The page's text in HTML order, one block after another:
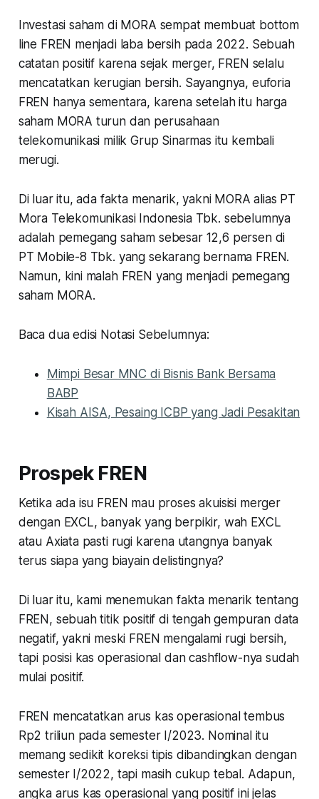
Investasi saham di MORA sempat membuat bottom
line FREN menjadi laba bersih pada 2022. Sebuah
catatan positif karena sejak merger, FREN selalu
mencatatkan kerugian bersih. Sayangnya, euforia
FREN hanya sementara, karena setelah itu harga
saham MORA turun dan perusahaan
telekomunikasi milik Grup Sinarmas itu kembali
merugi.
Di luar itu, ada fakta menarik, yakni MORA alias PT
Mora Telekomunikasi Indonesia Tbk. sebelumnya
adalah pemegang saham sebesar 12,6 persen di
PT Mobile-8 Tbk. yang sekarang bernama FREN.
Namun, kini malah FREN yang menjadi pemegang
saham MORA.
Baca dua edisi Notasi Sebelumnya:
Mimpi Besar MNC di Bisnis Bank Bersama
BABP
Kisah AISA, Pesaing ICBP yang Jadi Pesakitan
Prospek FREN
Ketika ada isu FREN mau proses akuisisi merger
dengan EXCL, banyak yang berpikir, wah EXCL
atau Axiata pasti rugi karena utangnya banyak
terus siapa yang biayain delistingnya?
Di luar itu, kami menemukan fakta menarik tentang
FREN, sebuah titik positif di tengah gempuran data
negatif, yakni meski FREN mengalami rugi bersih,
tapi posisi kas operasional dan cashflow-nya sudah
mulai positif.
FREN mencatatkan arus kas operasional tembus
Rp2 triliun pada semester I/2023. Nominal itu
memang sedikit koreksi tipis dibandingkan dengan
semester I/2022, tapi masih cukup tebal. Adapun,
angka arus kas operasional yang positif ini jelas